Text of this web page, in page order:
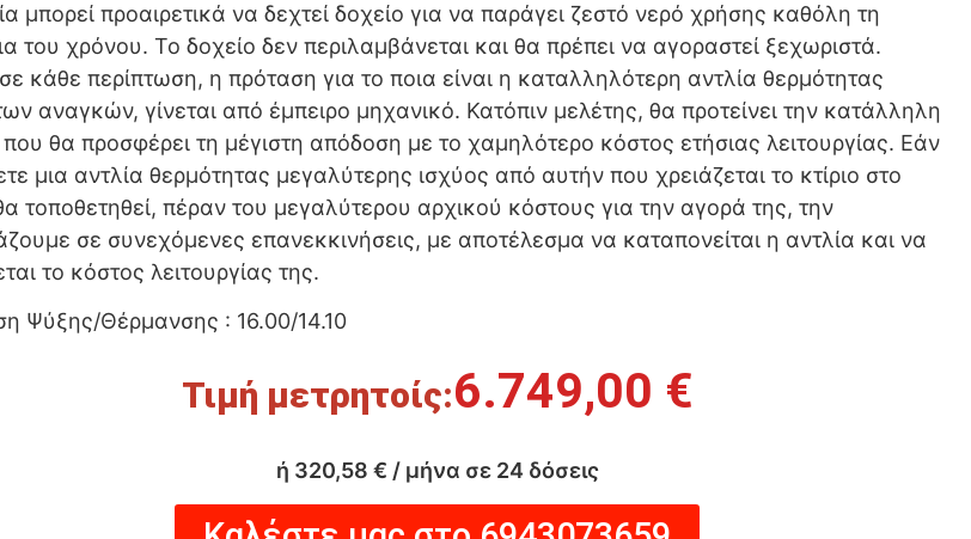
μπορεί προαιρετικά να δεχτεί δοχείο για να παράγει ζεστό νερό χρήσης καθόλη τη
του χρόνου. Το δοχείο δεν περιλαμβάνεται και θα πρέπει να αγοραστεί ξεχωριστά.
κάθε περίπτωση, η πρόταση για το ποια είναι η καταλληλότερη αντλία θερμότητας
αναγκών, γίνεται από έμπειρο μηχανικό. Κατόπιν μελέτης, θα προτείνει την κατάλληλη
που θα προσφέρει τη μέγιστη απόδοση με το χαμηλότερο κόστος ετήσιας λειτουργίας. Εάν
μια αντλία θερμότητας μεγαλύτερης ισχύος από αυτήν που χρειάζεται το κτίριο στο
τοποθετηθεί, πέραν του μεγαλύτερου αρχικού κόστους για την αγορά της, την
σε συνεχόμενες επανεκκινήσεις, με αποτέλεσμα να καταπονείται η αντλία και να
το κόστος λειτουργίας της.
Ψύξης/Θέρμανσης : 16.00/14.10
6.749,00 €
ή 320,58 € / μήνα σε 24 δόσεις